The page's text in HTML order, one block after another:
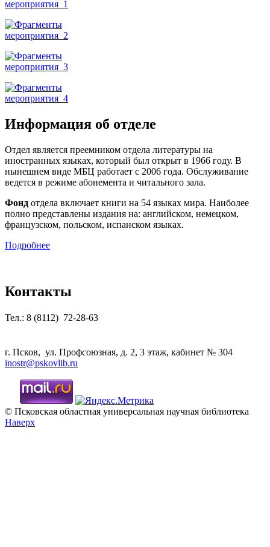
Информация об отделе
Отдел является преемником отдела литературы на
иностранных языках, который был открыт в 1966 году. В
нынешнем виде МБЦ работает с 2006 года. Обслуживание
ведется в режиме абонемента и читального зала.
Фонд отдела включает книги на 54 языках мира. Наиболее
полно представлены издания на: английском, немецком,
французском, польском, испанском языках.
Подробнее
Контакты
Тел.: 8 (8112) 72-28-63
г. Псков, ул. Профсоюзная, д. 2, 3 этаж, кабинет № 304
inostr@pskovlib.ru
© Псковская областная универсальная научная библиотека
Наверх